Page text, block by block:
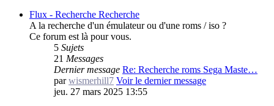
Flux - Recherche Recherche
A la recherche d'un émulateur ou d'une roms / iso ?
Ce forum est là pour vous.
5 Sujets
21 Messages
Dernier message Re: Recherche roms Sega Maste…
parwismerhill7 Voir le dernier message
jeu. 27 mars 2025 13:55